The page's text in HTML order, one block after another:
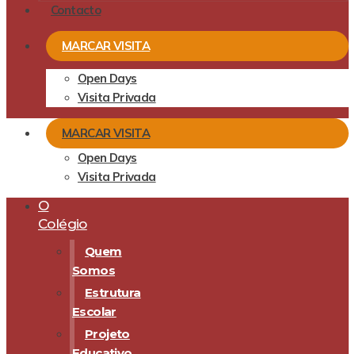
Contacto
MARCAR VISITA
Open Days
Visita Privada
MARCAR VISITA
Open Days
Visita Privada
O
Colégio
Quem
Somos
Estrutura
Escolar
Projeto